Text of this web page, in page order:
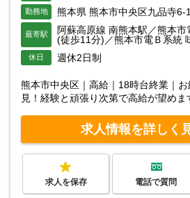
勤務地 熊本県 熊本市中央区九品寺6-
最寄駅
阿蘇高原線 南熊本駅／熊本
(徒歩11分)／熊本市電Ｂ系統
休日 週休2日制
熊本市中央区｜高給｜18時台終業｜
見！経験と頑張り次第で高給が望めま
求人情報を詳しく
求人を保存 電話で質問